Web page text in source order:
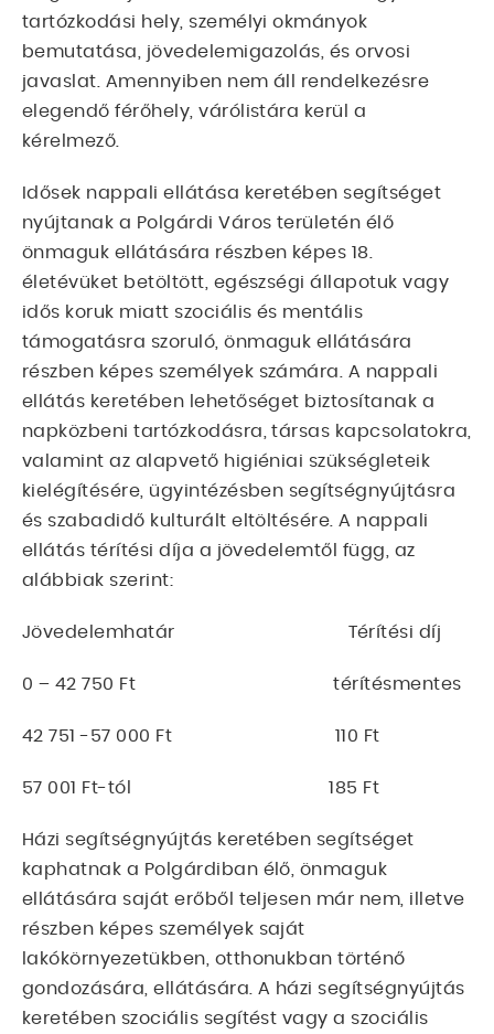
tartózkodási hely, személyi okmányok
bemutatása, jövedelemigazolás, és orvosi
javaslat. Amennyiben nem áll rendelkezésre
elegendő férőhely, várólistára kerül a
kérelmező.
Idősek nappali ellátása keretében segítséget
nyújtanak a Polgárdi Város területén élő
önmaguk ellátására részben képes 18.
életévüket betöltött, egészségi állapotuk vagy
idős koruk miatt szociális és mentális
támogatásra szoruló, önmaguk ellátására
részben képes személyek számára. A nappali
ellátás keretében lehetőséget biztosítanak a
napközbeni tartózkodásra, társas kapcsolatokra,
valamint az alapvető higiéniai szükségleteik
kielégítésére, ügyintézésben segítségnyújtásra
és szabadidő kulturált eltöltésére. A nappali
ellátás térítési díja a jövedelemtől függ, az
alábbiak szerint:
Jövedelemhatár Térítési díj
0 – 42 750 Ft térítésmentes
42 751 -57 000 Ft 110 Ft
57 001 Ft-tól 185 Ft
Házi segítségnyújtás keretében segítséget
kaphatnak a Polgárdiban élő, önmaguk
ellátására saját erőből teljesen már nem, illetve
részben képes személyek saját
lakókörnyezetükben, otthonukban történő
gondozására, ellátására. A házi segítségnyújtás
keretében szociális segítést vagy a szociális